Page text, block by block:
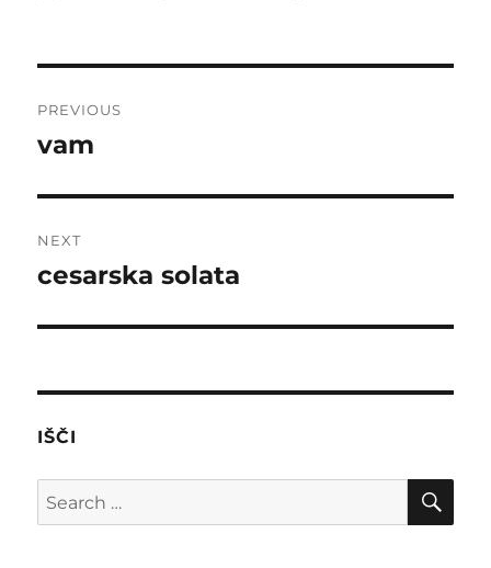
navigation
PREVIOUS
Previous
vam
NEXT
Next
cesarska solata
IŠČI
Search
for: